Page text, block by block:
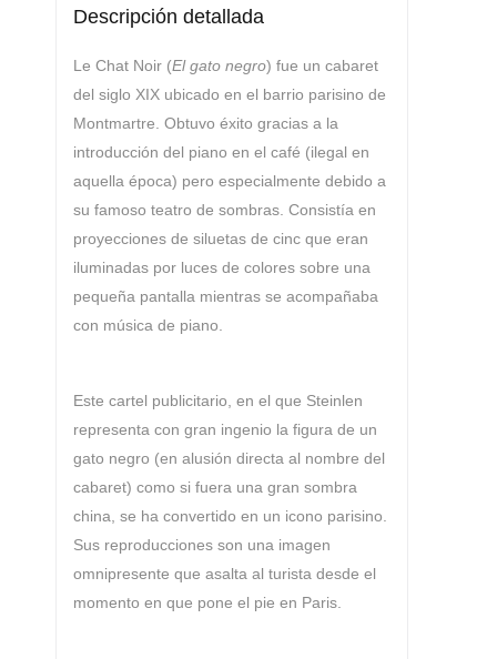
Descripción detallada
Le Chat Noir (El gato negro) fue un cabaret
del siglo XIX ubicado en el barrio parisino de
Montmartre. Obtuvo éxito gracias a la
introducción del piano en el café (ilegal en
aquella época) pero especialmente debido a
su famoso teatro de sombras. Consistía en
proyecciones de siluetas de cinc que eran
iluminadas por luces de colores sobre una
pequeña pantalla mientras se acompañaba
con música de piano.
Este cartel publicitario, en el que Steinlen
representa con gran ingenio la figura de un
gato negro (en alusión directa al nombre del
cabaret) como si fuera una gran sombra
china, se ha convertido en un icono parisino.
Sus reproducciones son una imagen
omnipresente que asalta al turista desde el
momento en que pone el pie en Paris.